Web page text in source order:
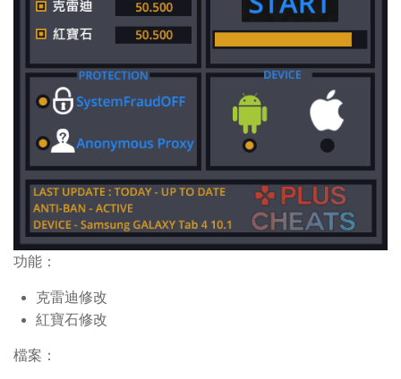
功能：
克雷迪修改
紅寶石修改
檔案：